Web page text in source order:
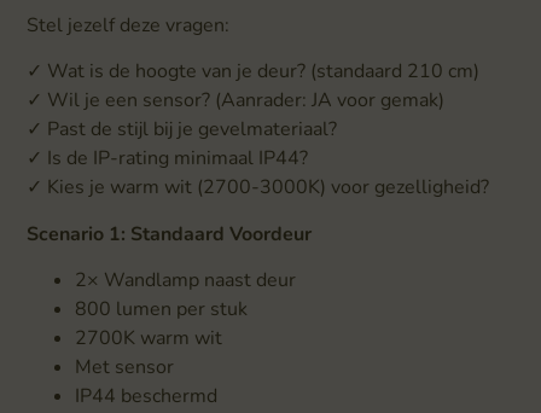
Stel jezelf deze vragen:
✓ Wat is de hoogte van je deur? (standaard 210 cm)
✓ Wil je een sensor? (Aanrader: JA voor gemak)
✓ Past de stijl bij je gevelmateriaal?
✓ Is de IP-rating minimaal IP44?
✓ Kies je warm wit (2700-3000K) voor gezelligheid?
Scenario 1: Standaard Voordeur
2× Wandlamp naast deur
800 lumen per stuk
2700K warm wit
Met sensor
IP44 beschermd